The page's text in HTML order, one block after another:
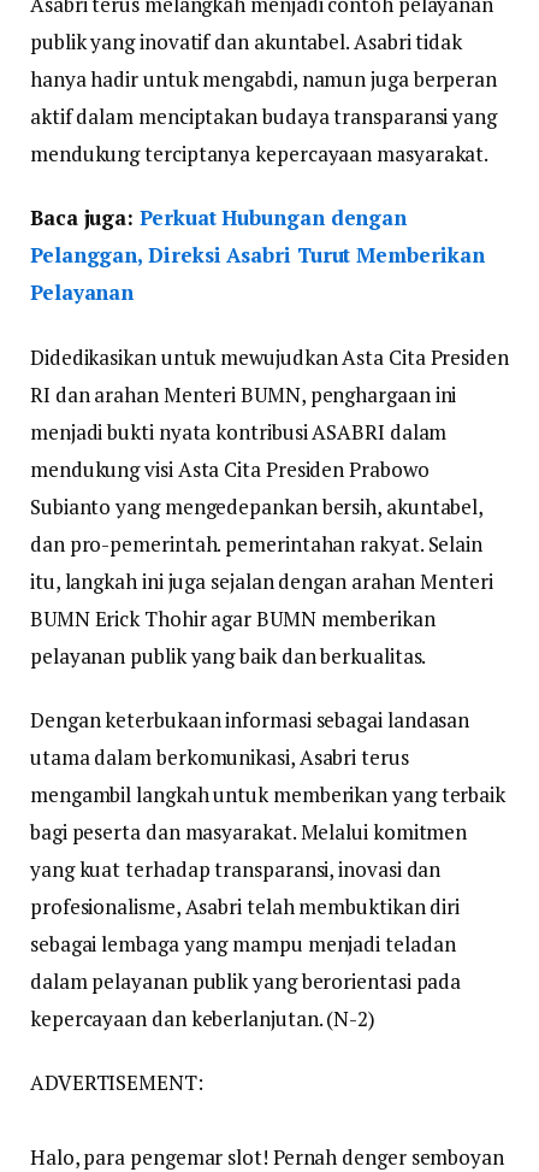
publik yang inovatif dan akuntabel. Asabri tidak
hanya hadir untuk mengabdi, namun juga berperan
aktif dalam menciptakan budaya transparansi yang
mendukung terciptanya kepercayaan masyarakat.
Baca juga:Perkuat Hubungan dengan
Pelanggan, Direksi Asabri Turut Memberikan
Pelayanan
Didedikasikan untuk mewujudkan Asta Cita Presiden
RI dan arahan Menteri BUMN, penghargaan ini
menjadi bukti nyata kontribusi ASABRI dalam
mendukung visi Asta Cita Presiden Prabowo
Subianto yang mengedepankan bersih, akuntabel,
dan pro-pemerintah. pemerintahan rakyat. Selain
itu, langkah ini juga sejalan dengan arahan Menteri
BUMN Erick Thohir agar BUMN memberikan
pelayanan publik yang baik dan berkualitas.
Dengan keterbukaan informasi sebagai landasan
utama dalam berkomunikasi, Asabri terus
mengambil langkah untuk memberikan yang terbaik
bagi peserta dan masyarakat. Melalui komitmen
yang kuat terhadap transparansi, inovasi dan
profesionalisme, Asabri telah membuktikan diri
sebagai lembaga yang mampu menjadi teladan
dalam pelayanan publik yang berorientasi pada
kepercayaan dan keberlanjutan. (N-2)
ADVERTISEMENT:
Halo, para pengemar slot! Pernah denger semboyan